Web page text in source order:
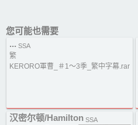
您可能也需要
... SSA
繁
KERORO軍曹_＃1～3季_繁中字幕.rar
汉密尔顿/Hamilton SSA